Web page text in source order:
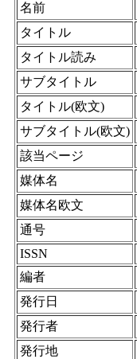
名前
タイトル
タイトル読み
サブタイトル
タイトル(欧文)
サブタイトル(欧文)
該当ページ
媒体名
媒体名欧文
通号
ISSN
編者
発行日
発行者
発行地